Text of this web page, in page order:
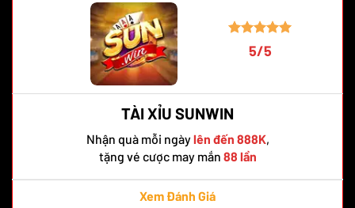
5/5
TÀI XỈU SUNWIN
Nhận quà mỗi ngàylên đến 888K,
tặng vé cược may mắn 88 lần
Xem Đánh Giá